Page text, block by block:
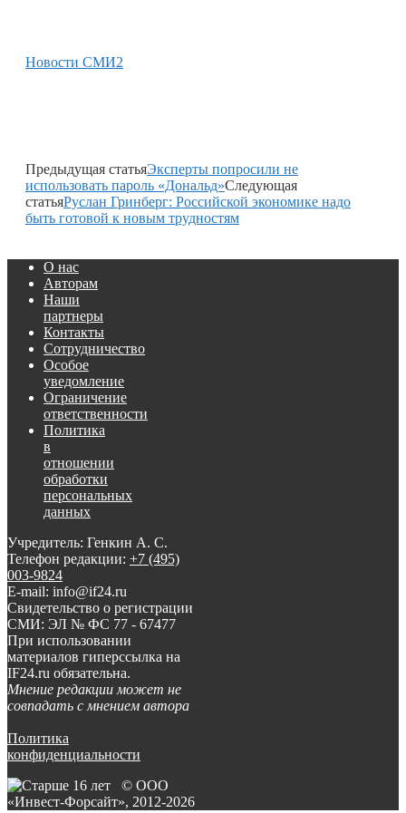
Новости СМИ2
Предыдущая статьяЭксперты попросили не
использовать пароль «Дональд»Следующая
статьяРуслан Гринберг: Российской экономике надо
быть готовой к новым трудностям
О нас
Авторам
Наши
партнеры
Контакты
Сотрудничество
Особое
уведомление
Ограничение
ответственности
Политика
в
отношении
обработки
персональных
данных
Учредитель: Генкин А. С.
Телефон редакции: +7 (495)
003-9824
E-mail: info@if24.ru
Свидетельство о регистрации
СМИ: ЭЛ № ФС 77 - 67477
При использовании
материалов гиперссылка на
IF24.ru обязательна.
Мнение редакции может не
совпадать с мнением автора
Политика
конфиденциальности
© ООО
«Инвест-Форсайт», 2012-2026